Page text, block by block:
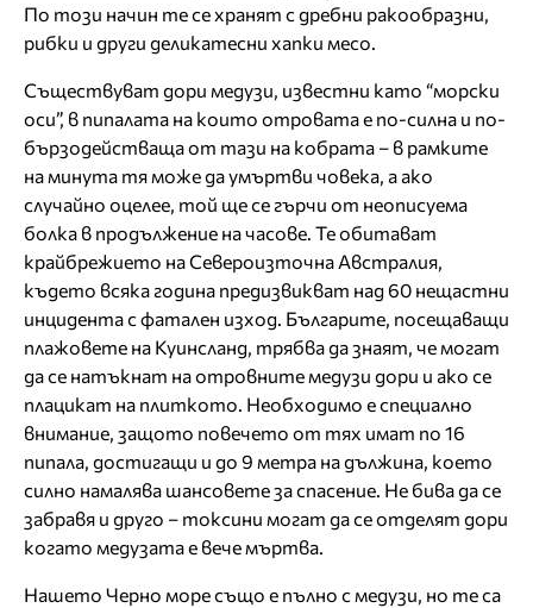
По този начин те се хранят с дребни ракообразни,
рибки и други деликатесни хапки месо.
Съществуват дори медузи, известни като “морски
оси”, в пипалата на които отровата е по-силна и по-
бързодействаща от тази на кобрата – в рамките
на минута тя може да умъртви човека, а ако
случайно оцелее, той ще се гърчи от неописуема
болка в продължение на часове. Те обитават
крайбрежието на Североизточна Австралия,
където всяка година предизвикват над 60 нещастни
инцидента с фатален изход. Българите, посещаващи
плажовете на Куинсланд, трябва да знаят, че могат
да се натъкнат на отровните медузи дори и ако се
плацикат на плиткото. Необходимо е специално
внимание, защото повечето от тях имат по 16
пипала, достигащи и до 9 метра на дължина, което
силно намалява шансовете за спасение. Не бива да се
забравя и друго – токсини могат да се отделят дори
когато медузата е вече мъртва.
Нашето Черно море също е пълно с медузи, но те са